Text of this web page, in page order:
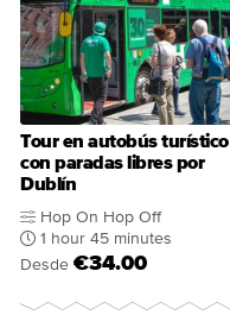
Tour en autobús turístico
con paradas libres por
Dublín
Hop On Hop Off
1 hour 45 minutes
Desde €34.00